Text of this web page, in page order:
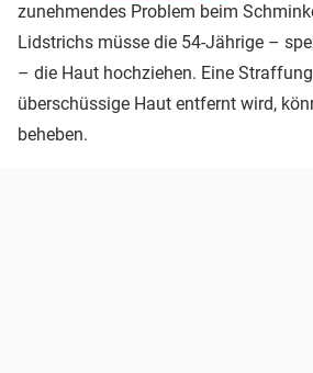
zunehmendes Problem beim
Lidstrichs müsse die 54-Jährige –
– die Haut hochziehen. Eine
überschüssige Haut entfernt wird,
beheben.